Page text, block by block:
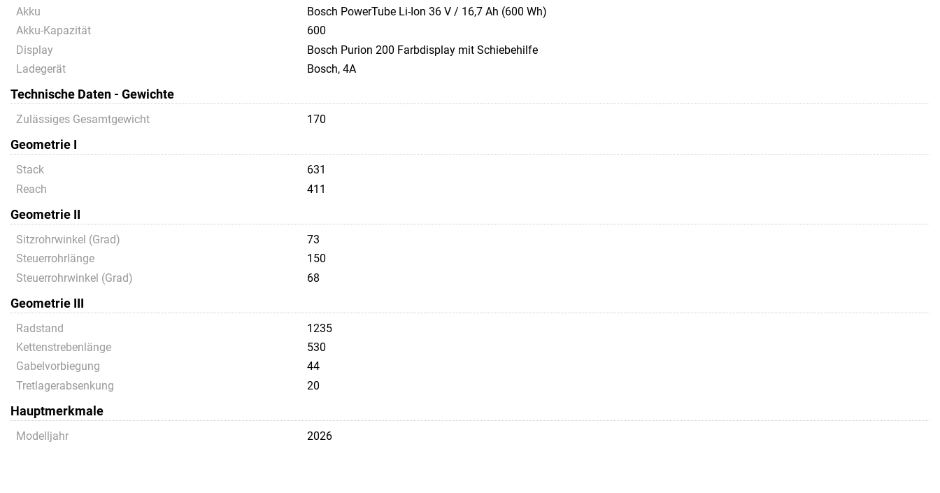
Akku
Bosch PowerTube Li-Ion 36 V / 16,7 Ah (600 Wh)
Akku-Kapazität
600
Display
Bosch Purion 200 Farbdisplay mit Schiebehilfe
Ladegerät
Bosch, 4A
Technische Daten - Gewichte
Zulässiges Gesamtgewicht 170
Geometrie I
Stack
631
Reach
411
Geometrie II
Sitzrohrwinkel (Grad)
73
Steuerrohrlänge
150
Steuerrohrwinkel (Grad)
68
Geometrie III
Radstand
1235
Kettenstrebenlänge
530
Gabelvorbiegung
44
Tretlagerabsenkung
20
Hauptmerkmale
Modelljahr 2026